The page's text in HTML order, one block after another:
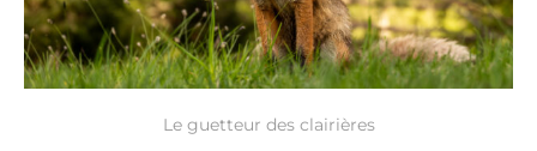
Le guetteur des clairières